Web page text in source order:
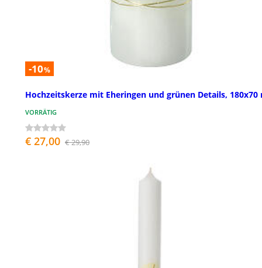
-10%
Hochzeitskerze mit Eheringen und grünen Details, 180x70
VORRÄTIG
€ 27,00 € 29,90